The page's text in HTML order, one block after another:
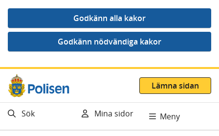
Gå direkt till innehåll
Lämna sidan
Sök Mina sidor Meny